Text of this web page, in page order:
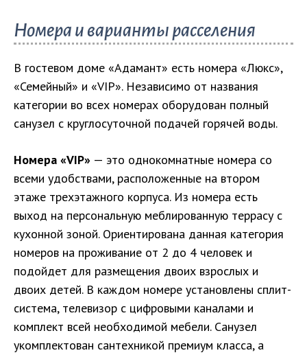
Номера и варианты расселения
В гостевом доме «Адамант» есть номера «Люкс»,
«Семейный» и «VIP». Независимо от названия
категории во всех номерах оборудован полный
санузел с круглосуточной подачей горячей воды.
Номера «VIP» — это однокомнатные номера со
всеми удобствами, расположенные на втором
этаже трехэтажного корпуса. Из номера есть
выход на персональную меблированную террасу с
кухонной зоной. Ориентирована данная категория
номеров на проживание от 2 до 4 человек и
подойдет для размещения двоих взрослых и
двоих детей. В каждом номере установлены сплит-
система, телевизор с цифровыми каналами и
комплект всей необходимой мебели. Санузел
укомплектован сантехникой премиум класса, а